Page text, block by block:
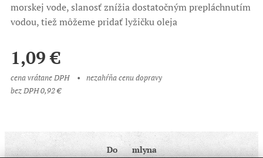
morskej vode, slanosť znížia dostatočným prepláchnutím
vodou, tiež môžeme pridať lyžičku oleja
1,09€
cena vrátane DPH
nezahŕňa cenu dopravy
bez DPH 0,92 €
Do ♥ mlyna